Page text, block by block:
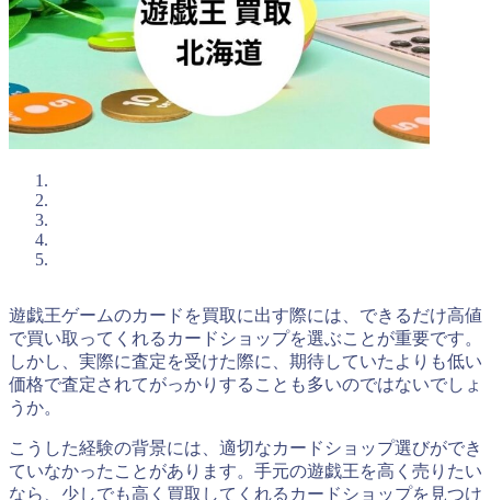
遊戯王ゲームのカードを買取に出す際には、できるだけ高値
で買い取ってくれるカードショップを選ぶことが重要です。
しかし、実際に査定を受けた際に、期待していたよりも低い
価格で査定されてがっかりすることも多いのではないでしょ
うか。
こうした経験の背景には、適切なカードショップ選びができ
ていなかったことがあります。手元の遊戯王を高く売りたい
なら、少しでも高く買取してくれるカードショップを見つけ